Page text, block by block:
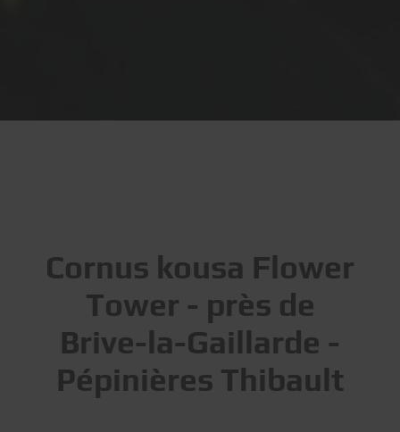
Cornus kousa Flower
Tower - près de
Brive-la-Gaillarde -
Pépinières Thibault